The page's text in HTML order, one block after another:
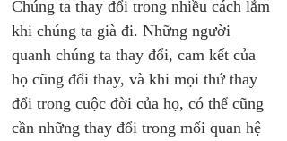
Chúng ta thay đổi trong nhiều cách lắm
khi chúng ta già đi. Những người
quanh chúng ta thay đổi, cam kết của
họ cũng đổi thay, và khi mọi thứ thay
đổi trong cuộc đời của họ, có thể cũng
cần những thay đổi trong mối quan hệ